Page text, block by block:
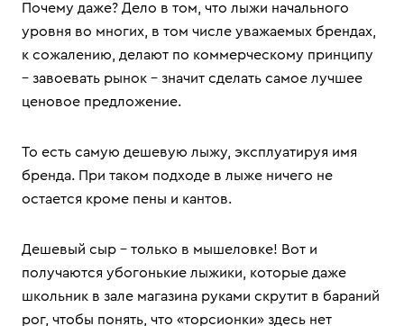
Почему даже? Дело в том, что лыжи начального
уровня во многих, в том числе уважаемых брендах,
к сожалению, делают по коммерческому принципу
– завоевать рынок – значит сделать самое лучшее
ценовое предложение.
То есть самую дешевую лыжу, эксплуатируя имя
бренда. При таком подходе в лыже ничего не
остается кроме пены и кантов.
Дешевый сыр – только в мышеловке! Вот и
получаются убогонькие лыжики, которые даже
школьник в зале магазина руками скрутит в бараний
рог, чтобы понять, что «торсионки» здесь нет